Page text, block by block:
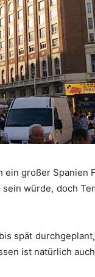
großer
würde, doch
spät
ist natürlich